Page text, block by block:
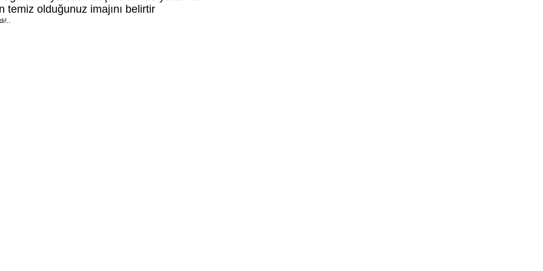
temiz olduğunuz imajını belirtir